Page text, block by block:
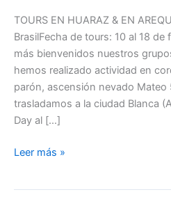
TOURS EN HUARAZ & EN
BrasilFecha de tours: 10 al 18
más bienvenidos nuestros
hemos realizado actividad en
parón, ascensión nevado Mateo
trasladamos a la ciudad Blanca
Day al […]
Leer más »